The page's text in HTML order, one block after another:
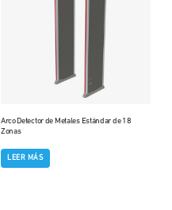
Arco Detector de Metales Estándar de 18
Zonas
LEER MÁS